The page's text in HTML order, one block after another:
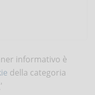
informativo è
della categoria